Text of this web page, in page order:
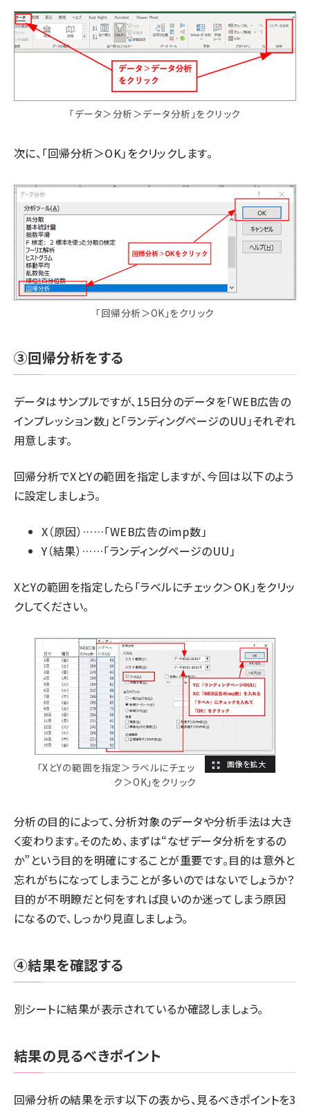
「データ＞分析＞データ分析」をクリック
次に、「回帰分析＞OK」をクリックします。
「回帰分析＞OK」をクリック
③回帰分析をする
データはサンプルですが、15日分のデータを「WEB広告の
インプレッション数」と「ランディングページのUU」それぞれ
用意します。
回帰分析でXとYの範囲を指定しますが、今回は以下のよう
に設定しましょう。
X（原因）……「WEB広告のimp数」
Y（結果）……「ランディングページのUU」
XとYの範囲を指定したら「ラベルにチェック＞OK」をクリッ
クしてください。
「XとYの範囲を指定＞ラベルにチェッ
ク＞OK」をクリック
分析の目的によって、分析対象のデータや分析手法は大き
く変わります。そのため、まずは“なぜデータ分析をするの
か”という目的を明確にすることが重要です。目的は意外と
忘れがちになってしまうことが多いのではないでしょうか？
目的が不明瞭だと何をすれば良いのか迷ってしまう原因
になるので、しっかり見直しましょう。
④結果を確認する
別シートに結果が表示されているか確認しましょう。
結果の見るべきポイント
回帰分析の結果を示す以下の表から、見るべきポイントを3